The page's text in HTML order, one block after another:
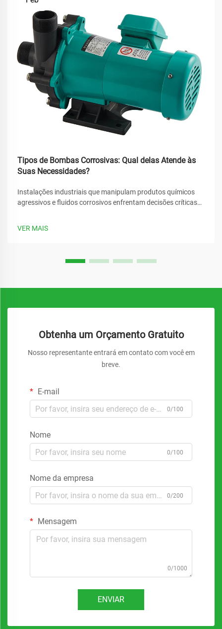
Tipos de Bombas Corrosivas: Qual delas Atende às
Suas Necessidades?
Instalações industriais que manipulam produtos químicos
agressivos e fluidos corrosivos enfrentam decisões críticas
VER MAIS
Obtenha um Orçamento Gratuito
Nosso representante entrará em contato com você em
breve.
E-mail
0/100
Nome
0/100
Nome da empresa
0/200
Mensagem
0/1000
ENVIAR